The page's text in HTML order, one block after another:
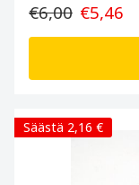
€6,00 €5,46
Säästä 2,16 €